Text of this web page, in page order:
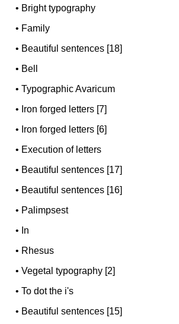
• Bright typography
• Family
• Beautiful sentences [18]
• Bell
•Typographic Avaricum
• Iron forged letters [7]
• Iron forged letters [6]
• Execution of letters
• Beautiful sentences [17]
• Beautiful sentences [16]
• Palimpsest
• In
• Rhesus
•Vegetal typography [2]
•To dot the i's
• Beautiful sentences [15]